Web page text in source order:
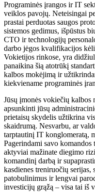
Programinės įrangos ir IT
veiklos pavojų. Neteisingai
prastai perduotas saugos
sistemos gedimus, išpūstus
CTO ir technologijų
darbo jėgos kvalifikacijos
Vokietijos rinkose, yra
panaikina šią atotrūkį
kalbos mokėjimą ir
kiekviename programinės
Jūsų įmonės vokiečių kalbos
apsunkinti jūsų
prietaisų skydelis užtikrina
skaidrumą. Nesvarbu, ar
tarptautinį IT konglomeratą,
Pagerindami savo
aktyviai mažinate diegimo
komandinį darbą ir
kasdienes treniruočių serijas,
patobulinimus ir lengvai
investicijų grąžą – visa tai iš